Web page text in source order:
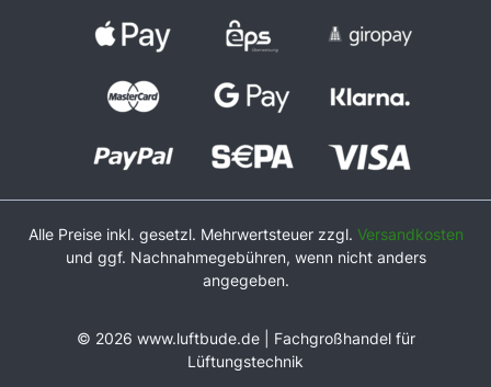
Alle Preise inkl. gesetzl. Mehrwertsteuer zzgl. Versandkosten
und ggf. Nachnahmegebühren, wenn nicht anders
angegeben.
© 2026 www.luftbude.de | Fachgroßhandel für
Lüftungstechnik